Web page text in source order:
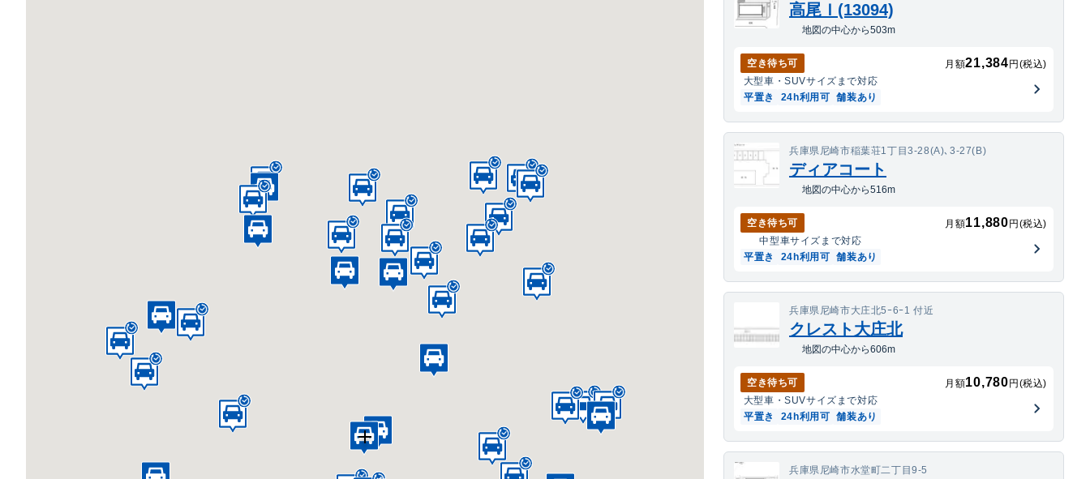
高尾Ｉ(13094)
地図の中心から503m
空き待ち可 月額21,384 円(税込)
大型車・SUVサイズまで対応
平置き
24h利用可 舗装あり
兵庫県尼崎市稲葉荘1丁目3-28(A)､3-27(B)
ディアコート
地図の中心から516m
空き待ち可 月額11,880 円(税込)
中型車サイズまで対応
平置き
24h利用可 舗装あり
兵庫県尼崎市大庄北5ｰ6ｰ1 付近
クレスト大庄北
地図の中心から606m
空き待ち可 月額10,780 円(税込)
大型車・SUVサイズまで対応
平置き
24h利用可 舗装あり
兵庫県尼崎市水堂町二丁目9-5